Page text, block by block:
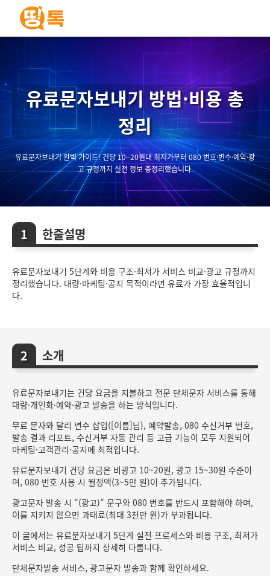
유료문자보내기 방법·비용 총
정리
유료문자보내기 완벽 가이드! 건당 10~20원대 최저가부터 080 번호·변수·예약·광
고 규정까지 실전 정보 총정리했습니다.
한줄설명
유료문자보내기 5단계와 비용 구조·최저가 서비스 비교·광고 규정까지
정리했습니다. 대량·마케팅·공지 목적이라면 유료가 가장 효율적입니
다.
소개
유료문자보내기는 건당 요금을 지불하고 전문 단체문자 서비스를 통해
대량·개인화·예약·광고 발송을 하는 방식입니다.
무료 문자와 달리 변수 삽입([이름]님), 예약발송, 080 수신거부 번호,
발송 결과 리포트, 수신거부 자동 관리 등 고급 기능이 모두 지원되어
마케팅·고객관리·공지에 최적입니다.
유료문자보내기 건당 요금은 비광고 10~20원, 광고 15~30원 수준이
며, 080 번호 사용 시 월정액(3~5만 원)이 추가됩니다.
광고문자 발송 시 "(광고)" 문구와 080 번호를 반드시 포함해야 하며,
이를 지키지 않으면 과태료(최대 3천만 원)가 부과됩니다.
이 글에서는 유료문자보내기 5단계 실전 프로세스와 비용 구조, 최저가
서비스 비교, 성공 팁까지 상세히 다룹니다.
단체문자발송 서비스, 광고문자 발송과 함께 확인하세요.